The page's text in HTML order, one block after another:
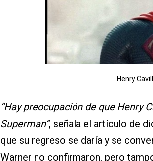
Henry
“Hay preocupación de que Henry
Superman”, señala el artículo de
que su regreso se daría y se
Warner no confirmaron, pero